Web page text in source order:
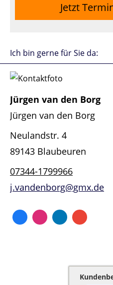
Jetzt
Ich bin gerne für Sie da:
Jürgen van den Borg
Jürgen van den Borg
Neulandstr. 4
89143 Blaubeuren
07344-1799966
j.vandenborg@gmx.de